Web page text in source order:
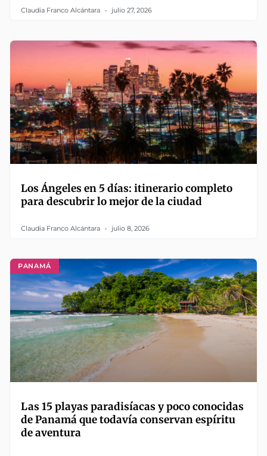
Claudia Franco Alcántara julio 27, 2026
Los Ángeles en 5 días: itinerario completo
para descubrir lo mejor de la ciudad
Claudia Franco Alcántara julio 8, 2026
PANAMÁ
Las 15 playas paradisíacas y poco conocidas
de Panamá que todavía conservan espíritu
de aventura